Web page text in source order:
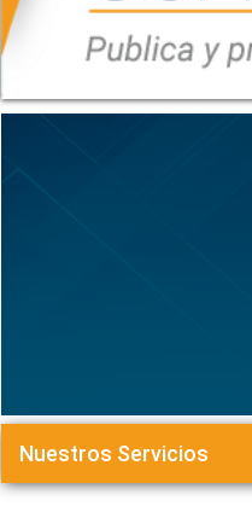
Nuestros Servicios